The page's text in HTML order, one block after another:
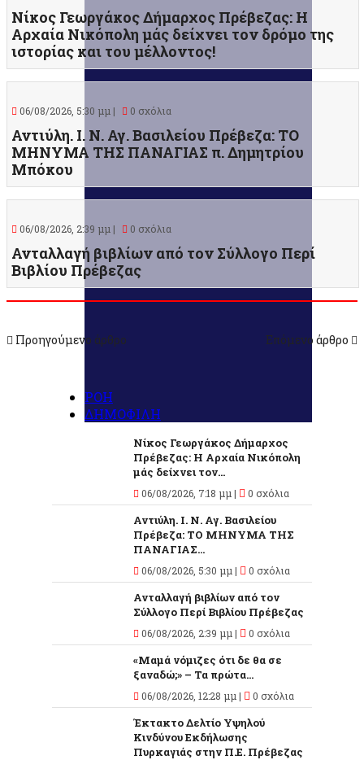
Νίκος Γεωργάκος Δήμαρχος Πρέβεζας: Η
Αρχαία Νικόπολη μάς δείχνει τον δρόμο της
ιστορίας και του μέλλοντος!
06/08/2026, 5:30 μμ | 0 σχόλια
Αντιύλη. Ι. Ν. Αγ. Βασιλείου Πρέβεζα: ΤΟ
ΜΗΝΥΜΑ ΤΗΣ ΠΑΝΑΓΙΑΣ π. Δημητρίου
Μπόκου
06/08/2026, 2:39 μμ | 0 σχόλια
Ανταλλαγή βιβλίων από τον Σύλλογο Περί
Βιβλίου Πρέβεζας
Προηγούμενο άρθρο Επόμενο άρθρο
ΡΟΗ
ΔΗΜΟΦΙΛΗ
Νίκος Γεωργάκος Δήμαρχος
Πρέβεζας: Η Αρχαία Νικόπολη
μάς δείχνει τον...
06/08/2026, 7:18 μμ | 0 σχόλια
Αντιύλη. Ι. Ν. Αγ. Βασιλείου
Πρέβεζα: ΤΟ ΜΗΝΥΜΑ ΤΗΣ
ΠΑΝΑΓΙΑΣ...
06/08/2026, 5:30 μμ | 0 σχόλια
Ανταλλαγή βιβλίων από τον
Σύλλογο Περί Βιβλίου Πρέβεζας
06/08/2026, 2:39 μμ | 0 σχόλια
«Μαμά νόμιζες ότι δε θα σε
ξαναδώ;» – Τα πρώτα...
06/08/2026, 12:28 μμ | 0 σχόλια
Έκτακτο Δελτίο Υψηλού
Κινδύνου Εκδήλωσης
Πυρκαγιάς στην Π.Ε. Πρέβεζας